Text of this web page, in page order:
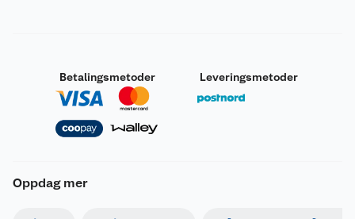
Betalingsmetoder Leveringsmetoder
Oppdag mer